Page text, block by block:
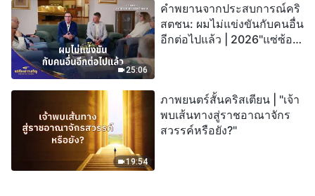
25:06
คำพยานจากประสบการณ์คริ
สตชน: ผมไม่แข่งขันกับคนอื่น
อีกต่อไปแล้ว | 2026"แซ่ซ้อง
19:54
ภาพยนตร์สั้นคริสเตียน | "เจ้า
พบเส้นทางสู่ราชอาณาจักร
สวรรค์หรือยัง?"